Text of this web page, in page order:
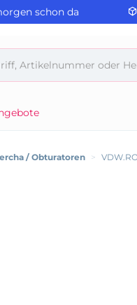
schon da
/ Obturatoren >